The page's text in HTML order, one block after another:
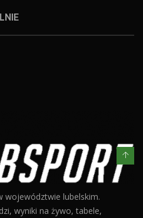
województwie lubelskim.
wyniki na żywo, tabele,